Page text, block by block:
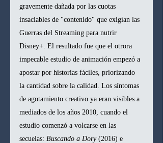
gravemente dañada por las cuotas
insaciables de "contenido" que exigían las
Guerras del Streaming para nutrir
Disney+. El resultado fue que el otrora
impecable estudio de animación empezó a
apostar por historias fáciles, priorizando
la cantidad sobre la calidad. Los síntomas
de agotamiento creativo ya eran visibles a
mediados de los años 2010, cuando el
estudio comenzó a volcarse en las
secuelas: Buscando a Dory (2016) e